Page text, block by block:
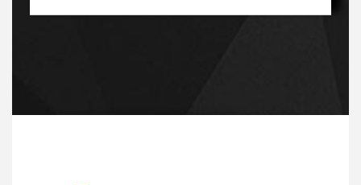
Innowacyjny proces-kliknij, a dowiesz sie więcej